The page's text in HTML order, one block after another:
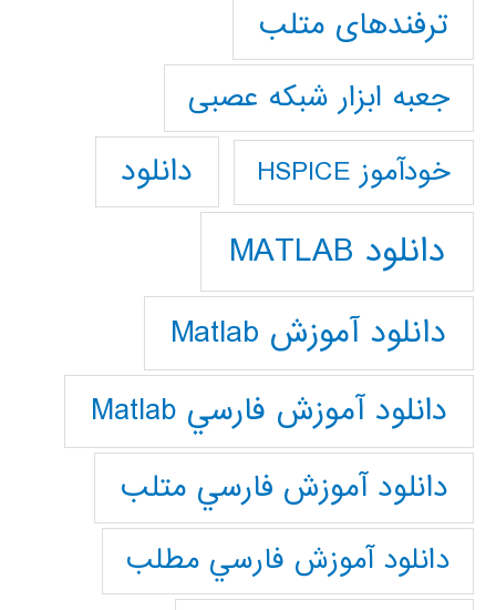
ترفندهای متلب
جعبه ابزار شبکه عصبی
خودآموز HSPICE دانلود
دانلود MATLAB
دانلود آموزش Matlab
دانلود آموزش فارسي Matlab
دانلود آموزش فارسي متلب
دانلود آموزش فارسي مطلب